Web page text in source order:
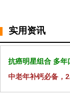
实用资讯
抗癌明星组合 多
中老年补钙必备，